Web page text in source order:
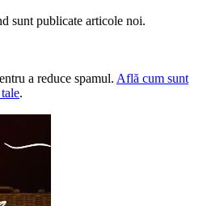
sunt publicate articole noi.
a reduce spamul. Află cum sunt
.